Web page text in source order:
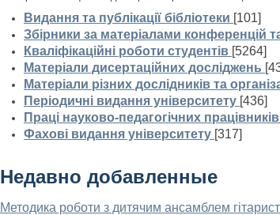
Видання та публікації бібліотеки [101]
Збірники за матеріалами конференцій
Кваліфікаційні роботи студентів [5264]
Матеріали дисертаційних досліджень
Матеріали різних дослідників та
Періодичні видання університету [436]
Праці науково-педагогічних працівників
Фахові видання університету [317]
Недавно добавленные
Методика роботи з дитячим ансамблем